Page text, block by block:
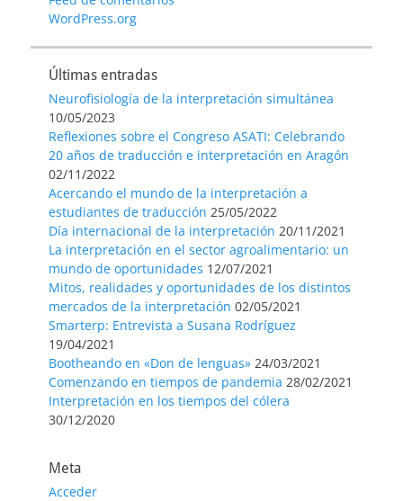
WordPress.org
Últimas entradas
Neurofisiología de la interpretación simultánea
10/05/2023
Reflexiones sobre el Congreso ASATI: Celebrando
20 años de traducción e interpretación en Aragón
02/11/2022
Acercando el mundo de la interpretación a
estudiantes de traducción 25/05/2022
Día internacional de la interpretación 20/11/2021
La interpretación en el sector agroalimentario: un
mundo de oportunidades 12/07/2021
Mitos, realidades y oportunidades de los distintos
mercados de la interpretación 02/05/2021
Smarterp: Entrevista a Susana Rodríguez
19/04/2021
Bootheando en «Don de lenguas» 24/03/2021
Comenzando en tiempos de pandemia 28/02/2021
Interpretación en los tiempos del cólera
30/12/2020
Meta
Acceder